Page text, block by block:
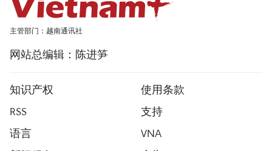
主管部门：越南通讯社
网站总编辑：陈进笋
知识产权
使用条款
RSS
支持
语言
VNA